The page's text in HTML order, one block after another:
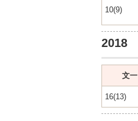
10(9)
2018
文一
16(13)